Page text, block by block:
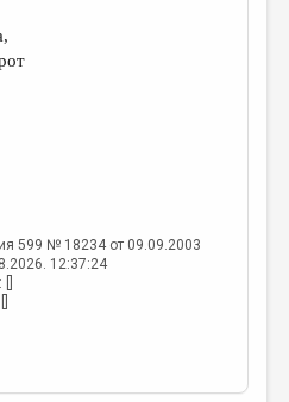
599 № 18234 от 09.09.2003
12:37:24